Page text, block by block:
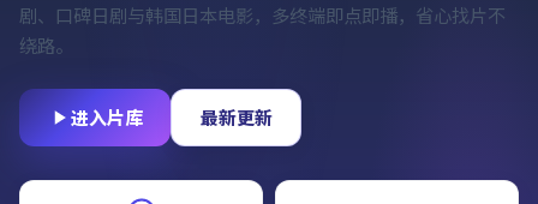
剧、口碑日剧与韩国日本电影，多终端即点即播，省心找片不
绕路。
进入片库 最新更新